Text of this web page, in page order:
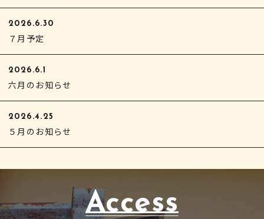
2026.6.30
７月予定
2026.6.1
六月のお知らせ
2026.4.25
５月のお知らせ
Access